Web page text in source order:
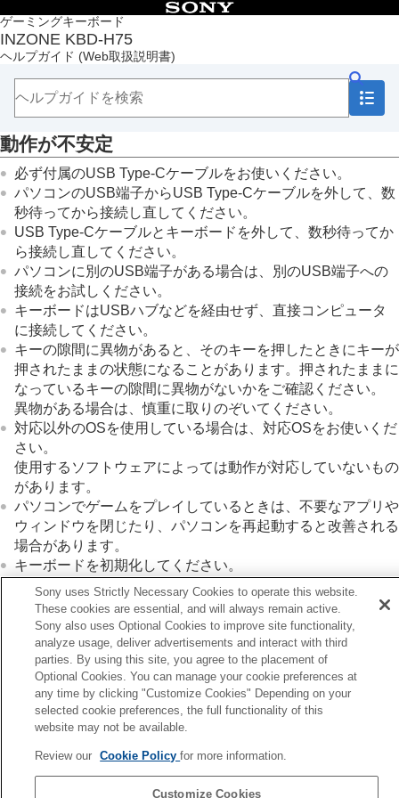
ゲーミングキーボード
INZONE KBD-H75
ヘルプガイド (Web取扱説明書)
目次
トップページ
準備する
キーボードのカスタマイズ
困ったときは
故障かな？と思ったら
接続
操作
イルミネーションが点灯しない
キーボードを操作できない
動作が不安定
キーに設定されている文字と違う文字が入力
される
キーキャップが外れた
初期化する
主な仕様
動作が不安定
必ず付属のUSB Type-Cケーブルをお使いください。
パソコンのUSB端子からUSB Type-Cケーブルを外して、数
秒待ってから接続し直してください。
USB Type-Cケーブルとキーボードを外して、数秒待ってか
ら接続し直してください。
パソコンに別のUSB端子がある場合は、別のUSB端子への
接続をお試しください。
キーボードはUSBハブなどを経由せず、直接コンピュータ
に接続してください。
キーの隙間に異物があると、そのキーを押したときにキーが
押されたままの状態になることがあります。押されたままに
なっているキーの隙間に異物がないかをご確認ください。
異物がある場合は、慎重に取りのぞいてください。
対応以外のOSを使用している場合は、対応OSをお使いくだ
さい。
使用するソフトウェアによっては動作が対応していないもの
があります。
パソコンでゲームをプレイしているときは、不要なアプリや
ウィンドウを閉じたり、パソコンを再起動すると改善される
場合があります。
キーボードを初期化してください。
関連項目
キーボードを使う
初期化する
次へ
キーに設定されている文字と違う文字が入力さ
Sony uses Strictly Necessary Cookies to operate this website.
These cookies are essential, and will always remain active.
Sony also uses Optional Cookies to improve site functionality,
analyze usage, deliver advertisements and interact with third
parties. By using this site, you agree to the placement of
Optional Cookies. You can manage your cookie preferences at
any time by clicking "Customize Cookies" Depending on your
selected cookie preferences, the full functionality of this
website may not be available.
Review our Cookie Policyfor more information.
Customize Cookies